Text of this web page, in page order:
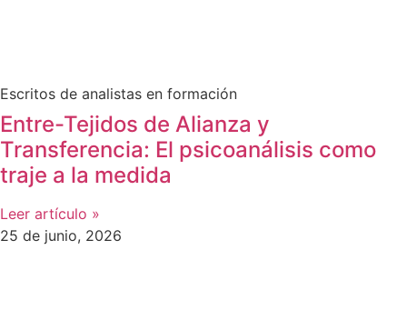
Escritos de analistas en formación
Entre-Tejidos de Alianza y
Transferencia: El psicoanálisis como
traje a la medida
Leer artículo »
25 de junio, 2026